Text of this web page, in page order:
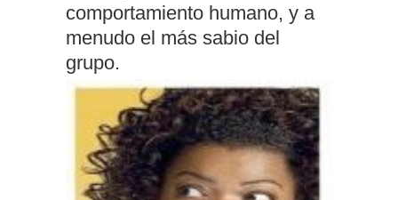
comportamiento humano, y a
menudo el más sabio del
grupo.